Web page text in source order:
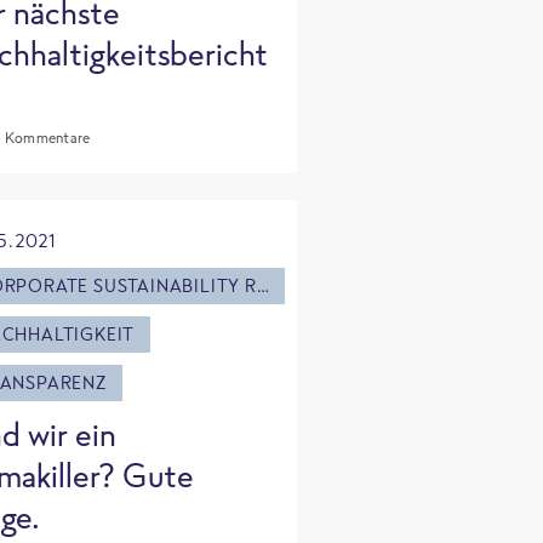
nächste
Kommentare
CORPORATE SUSTAINABILITY REPORT
wir ein
Gute